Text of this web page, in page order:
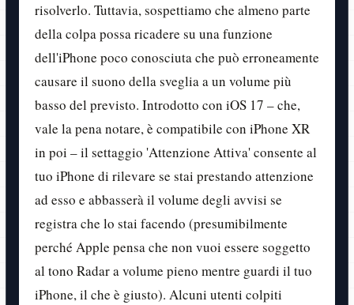
risolverlo. Tuttavia, sospettiamo che almeno parte
della colpa possa ricadere su una funzione
dell'iPhone poco conosciuta che può erroneamente
causare il suono della sveglia a un volume più
basso del previsto. Introdotto con iOS 17 – che,
vale la pena notare, è compatibile con iPhone XR
in poi – il settaggio 'Attenzione Attiva' consente al
tuo iPhone di rilevare se stai prestando attenzione
ad esso e abbasserà il volume degli avvisi se
registra che lo stai facendo (presumibilmente
perché Apple pensa che non vuoi essere soggetto
al tono Radar a volume pieno mentre guardi il tuo
iPhone, il che è giusto). Alcuni utenti colpiti